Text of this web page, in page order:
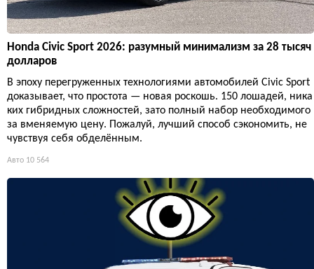
Honda Civic Sport 2026: разумный минимализм за 28 тысяч
долларов
В эпоху перегруженных технологиями автомобилей Civic Sport
доказывает, что простота — новая роскошь. 150 лошадей, ника
ких гибридных сложностей, зато полный набор необходимого
за вменяемую цену. Пожалуй, лучший способ сэкономить, не
чувствуя себя обделённым.
Авто 10 564